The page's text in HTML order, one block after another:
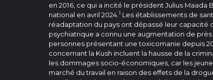
en 2016, ce qui a incité le président Julius
national en avril 2024. 1 Les établissements de
réadaptation du pays ont dépassé leur capacité
psychiatrique a connu une augmentation de
personnes présentant une toxicomanie depuis
concernant la Kush incluent la hausse de la
les dommages socio-économiques, car les
marché du travail en raison des effets de la